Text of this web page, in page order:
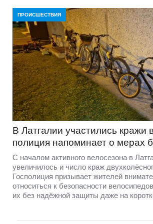
ПРОИСШЕСТВИЯ
В Латгалии участились кражи
полиция напоминает о мерах
С началом активного велосезона в
увеличилось и число краж
Госполиция призывает жителей
относиться к безопасности
их без надёжной защиты даже на